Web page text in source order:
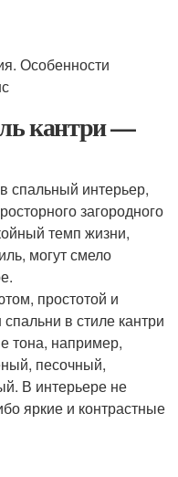
кантри —
спальный интерьер,
загородного
темп жизни,
могут смело
простотой и
в стиле кантри
тона, например,
песочный,
В интерьере не
яркие и контрастные